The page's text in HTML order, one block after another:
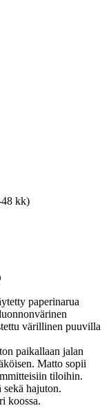
48 kk)
paperinarua
värillinen puuvilla
paikallaan jalan
Matto sopii
tiloihin.
hajuton.
koossa.